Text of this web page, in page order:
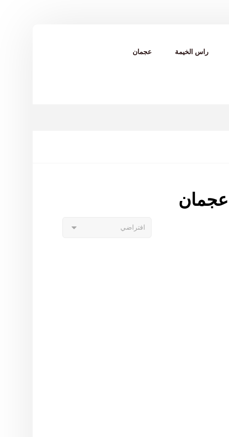
راس الخيمة عجمان